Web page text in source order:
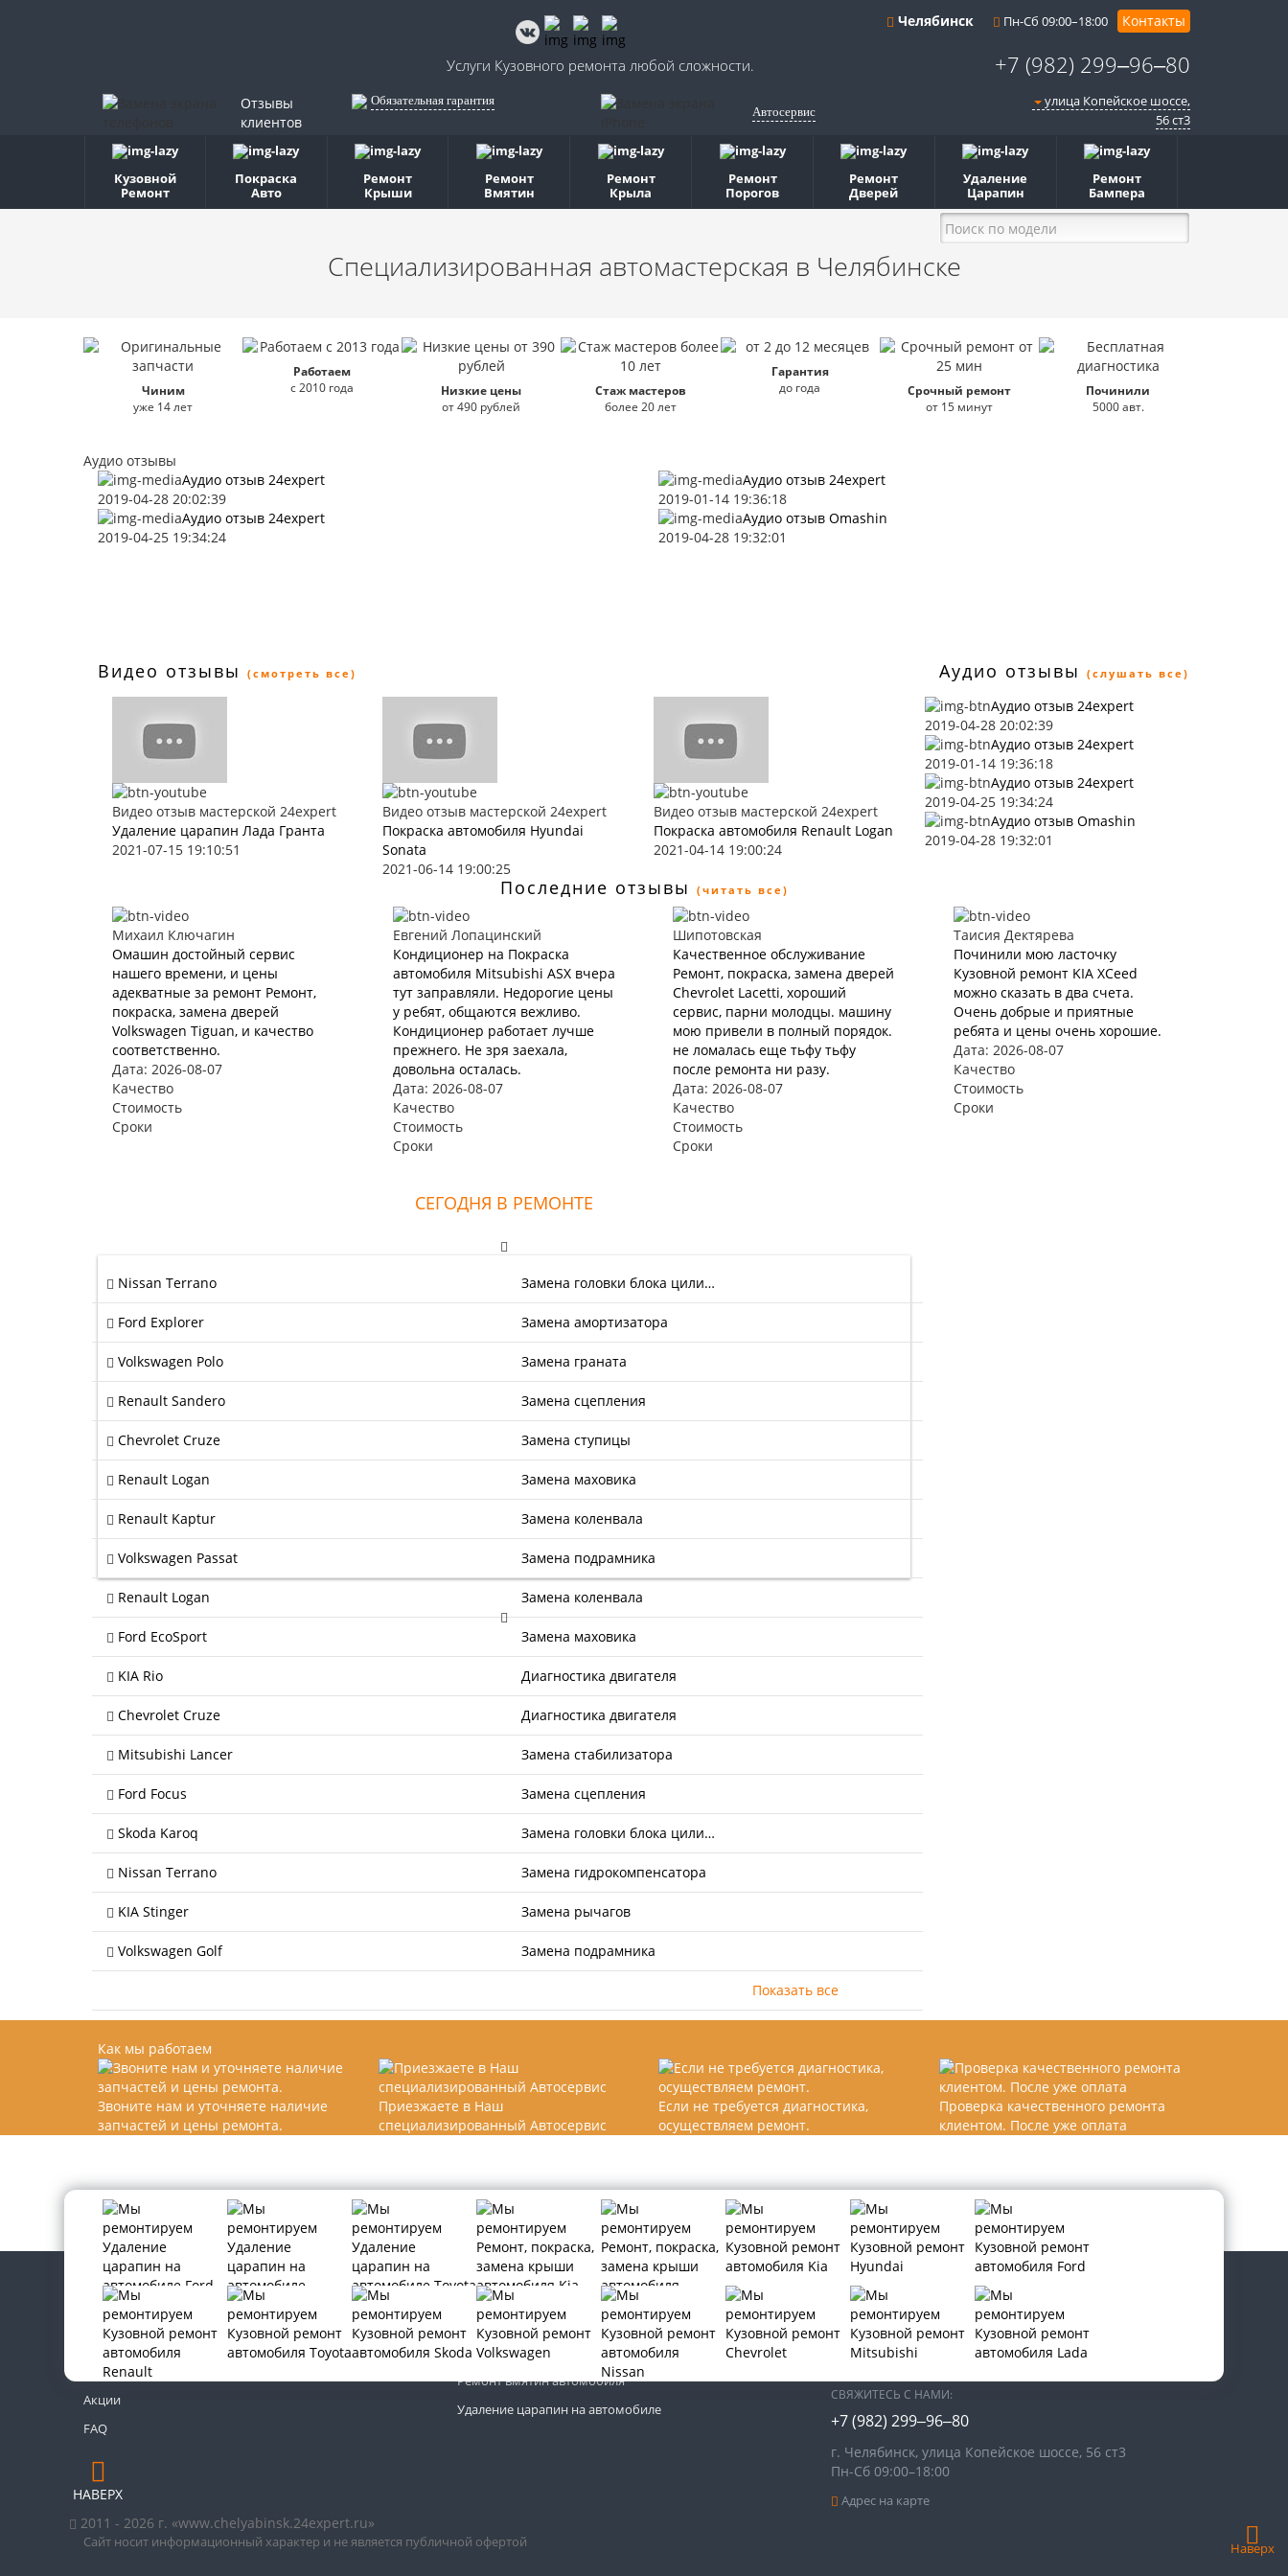
Челябинск Пн-Сб 09:00–18:00 Контакты
Услуги Кузовного ремонта любой сложности. +7 (982) 299‒96‒80
Отзывы
клиентов
Обязательная гарантия
Автосервис
улица Копейское шоссе,
56 ст3​
Кузовной
Ремонт
Покраска
Авто
Ремонт
Крыши
Ремонт
Вмятин
Ремонт
Крыла
Ремонт
Порогов
Ремонт
Дверей
Удаление
Царапин
Ремонт
Бампера
Специализированная автомастерская в Челябинске
Чиним
уже 14 лет
Работаем
с 2010 года
Низкие цены
от 490 рублей
Стаж мастеров
более 20 лет
Гарантия
до года
Срочный ремонт
от 15 минут
Починили
5000 авт.
Аудио отзывы
Аудио отзыв 24expert
2019-04-28 20:02:39
Аудио отзыв 24expert
2019-01-14 19:36:18
Аудио отзыв 24expert
2019-04-25 19:34:24
Аудио отзыв Omashin
2019-04-28 19:32:01
Видео отзывы (смотреть все) Аудио отзывы (слушать все)
Видео отзыв мастерской 24expert
Удаление царапин Лада Гранта
2021-07-15 19:10:51
Видео отзыв мастерской 24expert
Покраска автомобиля Hyundai
Sonata
2021-06-14 19:00:25
Видео отзыв мастерской 24expert
Покраска автомобиля Renault Logan
2021-04-14 19:00:24
Аудио отзыв 24expert
2019-04-28 20:02:39
Аудио отзыв 24expert
2019-01-14 19:36:18
Аудио отзыв 24expert
2019-04-25 19:34:24
Аудио отзыв Omashin
2019-04-28 19:32:01
Последние отзывы (читать все)
Михаил Ключагин
Омашин достойный сервис
нашего времени, и цены
адекватные за ремонт Ремонт,
покраска, замена дверей
Volkswagen Tiguan, и качество
соответственно.
Дата: 2026-08-07
Качество
Стоимость
Сроки
Евгений Лопацинский
Кондиционер на Покраска
автомобиля Mitsubishi ASX вчера
тут заправляли. Недорогие цены
у ребят, общаются вежливо.
Кондиционер работает лучше
прежнего. Не зря заехала,
довольна осталась.
Дата: 2026-08-07
Качество
Стоимость
Сроки
Шипотовская
Качественное обслуживание
Ремонт, покраска, замена дверей
Chevrolet Lacetti, хороший
сервис, парни молодцы. машину
мою привели в полный порядок.
не ломалась еще тьфу тьфу
после ремонта ни разу.
Дата: 2026-08-07
Качество
Стоимость
Сроки
Таисия Дектярева
Починили мою ласточку
Кузовной ремонт KIA XCeed
можно сказать в два счета.
Очень добрые и приятные
ребята и цены очень хорошие.
Дата: 2026-08-07
Качество
Стоимость
Сроки
СЕГОДНЯ В РЕМОНТЕ
Nissan Terrano Замена головки блока цили…
Ford Explorer Замена амортизатора
Volkswagen Polo Замена граната
Renault Sandero Замена сцепления
Chevrolet Cruze Замена ступицы
Renault Logan Замена маховика
Renault Kaptur Замена коленвала
Volkswagen Passat Замена подрамника
Renault Logan Замена коленвала
Ford EcoSport Замена маховика
KIA Rio Диагностика двигателя
Chevrolet Cruze Диагностика двигателя
Mitsubishi Lancer Замена стабилизатора
Ford Focus Замена сцепления
Skoda Karoq Замена головки блока цили…
Nissan Terrano Замена гидрокомпенсатора
KIA Stinger Замена рычагов
Volkswagen Golf Замена подрамника
Показать все
Наверх
Как мы работаем
Звоните нам и уточняете наличие
запчастей и цены ремонта.
Приезжаете в Наш
специализированный Автосервис
Если не требуется диагностика,
осуществляем ремонт.
Проверка качественного ремонта
клиентом. После уже оплата
Контакты
Новости
Акции
FAQ
НАВЕРХ
2011 - 2026 г. «www.chelyabinsk.24expert.ru»
Кузовной ремонт автомобиля
Покраска автомобиля
Ремонт вмятин автомобиля
Удаление царапин на автомобиле
МЫ В СОЦИАЛЬНЫХ СЕТЯХ:
СВЯЖИТЕСЬ С НАМИ:
+7 (982) 299‒96‒80
г. Челябинск, улица Копейское шоссе, 56 ст3​
Пн-Сб 09:00–18:00
Адрес на карте
Сайт носит информационный характер и не является публичной офертой